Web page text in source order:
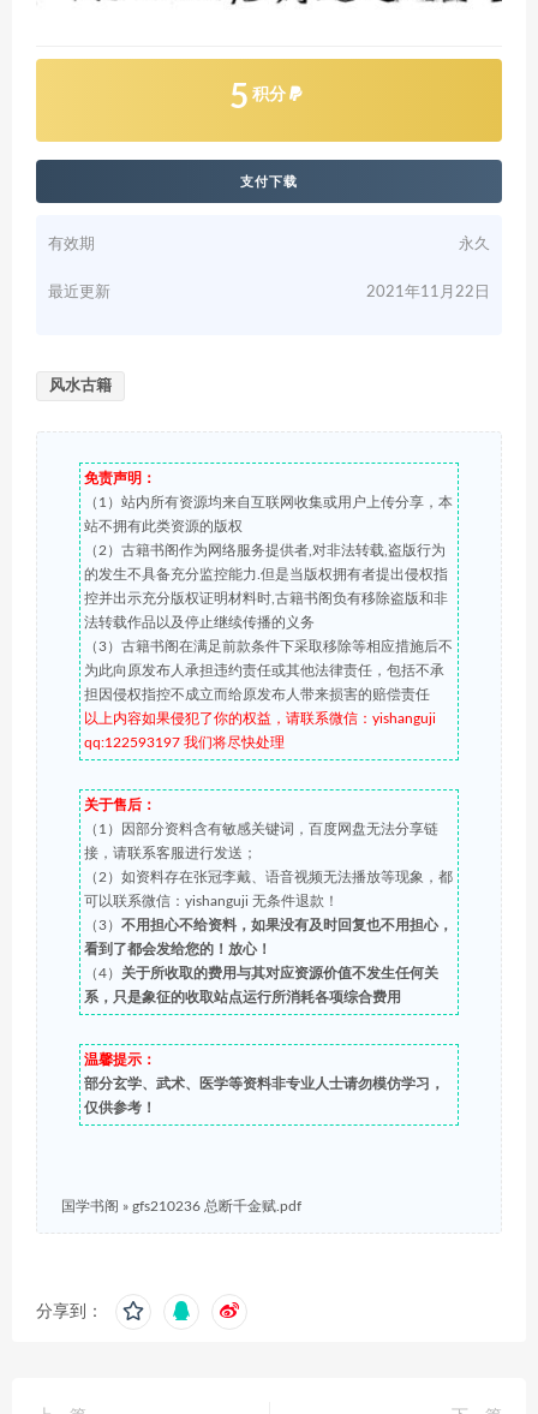
5 积分
支付下载
有效期 永久
最近更新 2021年11月22日
风水古籍
免责声明：
（1）站内所有资源均来自互联网收集或用户上传分享，本
站不拥有此类资源的版权
（2）古籍书阁作为网络服务提供者,对非法转载,盗版行为
的发生不具备充分监控能力.但是当版权拥有者提出侵权指
控并出示充分版权证明材料时,古籍书阁负有移除盗版和非
法转载作品以及停止继续传播的义务
（3）古籍书阁在满足前款条件下采取移除等相应措施后不
为此向原发布人承担违约责任或其他法律责任，包括不承
担因侵权指控不成立而给原发布人带来损害的赔偿责任
以上内容如果侵犯了你的权益，请联系微信：yishanguji
qq:122593197 我们将尽快处理
关于售后：
（1）因部分资料含有敏感关键词，百度网盘无法分享链
接，请联系客服进行发送；
（2）如资料存在张冠李戴、语音视频无法播放等现象，都
可以联系微信：yishanguji 无条件退款！
（3） 不用担心不给资料，如果没有及时回复也不用担心，
看到了都会发给您的！放心！
（4） 关于所收取的费用与其对应资源价值不发生任何关
系，只是象征的收取站点运行所消耗各项综合费用
温馨提示：
部分玄学、武术、医学等资料非专业人士请勿模仿学习，
仅供参考！
国学书阁 » gfs210236 总断千金赋.pdf
分享到：